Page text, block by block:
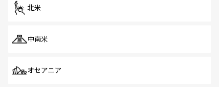
北米
中南米
オセアニア